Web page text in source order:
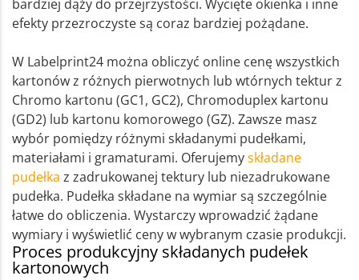
bardziej dąży do przejrzystości. Wycięte okienka i inne
efekty przezroczyste są coraz bardziej pożądane.
W Labelprint24 można obliczyć online cenę wszystkich
kartonów z różnych pierwotnych lub wtórnych tektur z
Chromo kartonu (GC1, GC2), Chromoduplex kartonu
(GD2) lub kartonu komorowego (GZ). Zawsze masz
wybór pomiędzy różnymi składanymi pudełkami,
materiałami i gramaturami. Oferujemyskładane
pudełka z zadrukowanej tektury lub niezadrukowane
pudełka. Pudełka składane na wymiar są szczególnie
łatwe do obliczenia. Wystarczy wprowadzić żądane
wymiary i wyświetlić ceny w wybranym czasie produkcji.
Proces produkcyjny składanych pudełek
kartonowych